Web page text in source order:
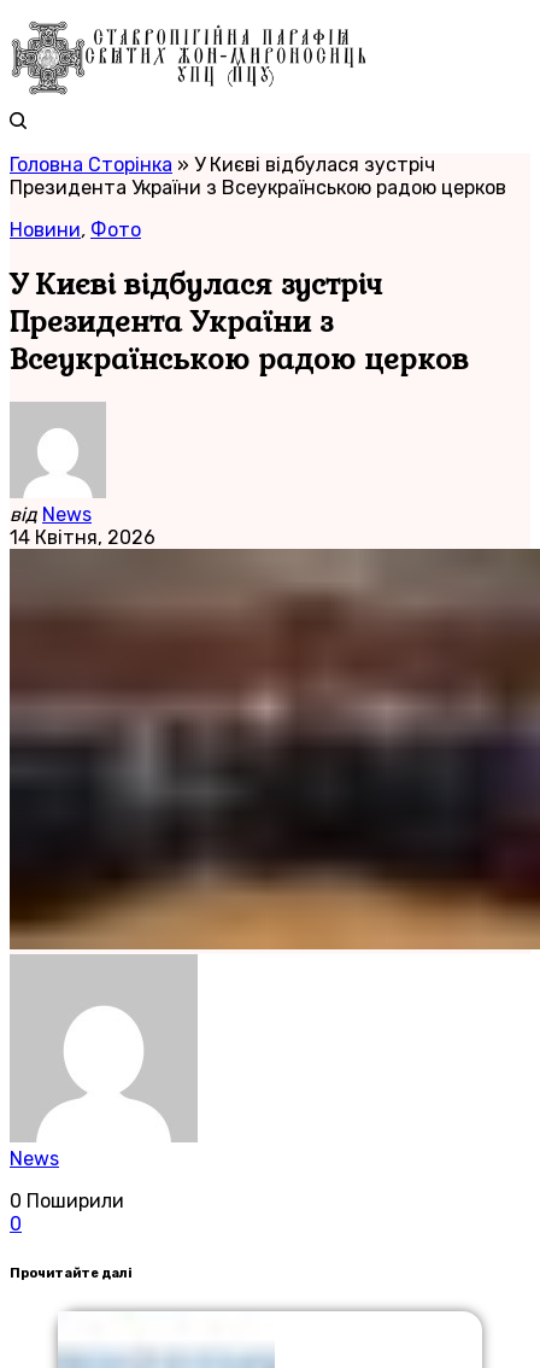
Головна Сторінка » У Києві відбулася зустріч
Президента України з Всеукраїнською радою церков
Новини, Фото
У Києві відбулася зустріч
Президента України з
Всеукраїнською радою церков
від News
14 Квітня, 2026
News
0 Поширили
0
Прочитайте далі